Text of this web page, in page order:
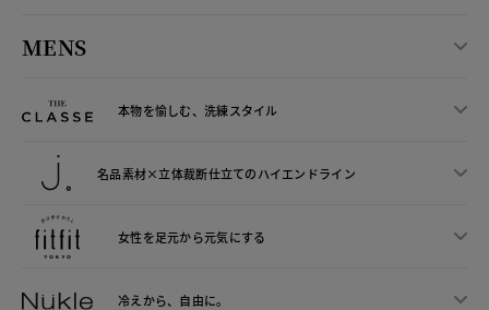
MENS
本物を愉しむ、洗練スタイル
名品素材×立体裁断仕立てのハイエンドライン
女性を足元から元気にする
冷えから、 自由に。